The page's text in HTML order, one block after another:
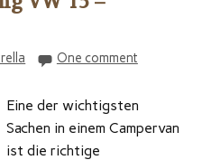
One comment
Eine der wichtigsten
Sachen in einem Campervan
ist die richtige